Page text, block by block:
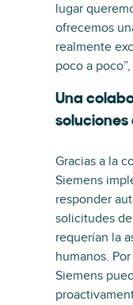
lugar
ofrecemos
realmente
poco a
Una
soluciones
Gracias a la
Siemens
responder
solicitudes
requerían la
humanos.
Siemens